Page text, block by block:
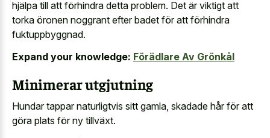
hjälpa till att förhindra detta problem. Det är viktigt att
torka öronen noggrant efter badet för att förhindra
fuktuppbyggnad.
Expand your knowledge: Förädlare Av Grönkål
Minimerar utgjutning
Hundar tappar naturligtvis sitt gamla, skadade hår för att
göra plats för ny tillväxt.